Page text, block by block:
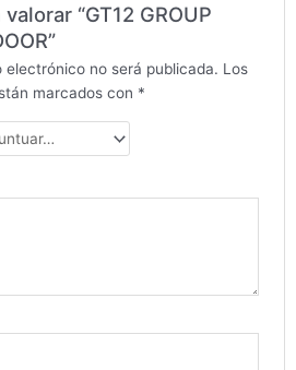
“GT12 GROUP
no será publicada. Los
marcados con *